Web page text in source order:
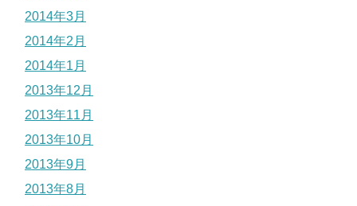
2014年3月
2014年2月
2014年1月
2013年12月
2013年11月
2013年10月
2013年9月
2013年8月